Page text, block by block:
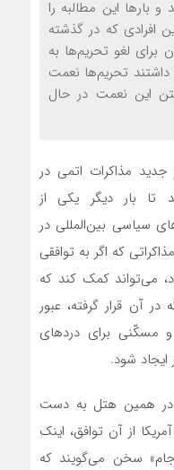
بارها اين مطالبه را
افرادي که در گذشته
براي لغو تحريم‌ها به
داشتند تحريم‌ها نعمت
اين نعمت در حال
مذاکرات اتمي در
بار ديگر يکي از
سياسي بين‌المللي در
که اگر به توافقي
مي‌تواند کمک کند که
آن قرار گرفته، عبور
مسکّني براي دردهاي
شود.
در همين هتل به دست
از آن توافق، اينک
سخن مي‌گويند که